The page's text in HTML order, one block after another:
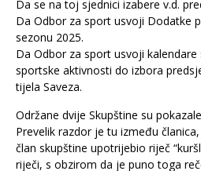
Da se na toj sjednici izabere v.d.
Da Odbor za sport usvoji Dodatke
sezonu 2025.
Da Odbor za sport usvoji kalendare
sportske aktivnosti do izbora
tijela Saveza.
Održane dvije Skupštine su
Prevelik razdor je tu između
član skupštine upotrijebio riječ
riječi, s obzirom da je puno toga